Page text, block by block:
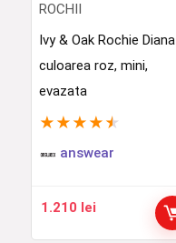
ROCHII
Ivy & Oak Rochie Diana
culoarea roz, mini,
evazata
★ ★ ★ ★ ★
answear
1.210 lei